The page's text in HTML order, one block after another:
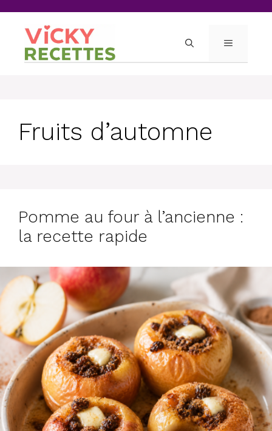
content
MENU
Fruits d’automne
Pomme au four à l’ancienne :
la recette rapide